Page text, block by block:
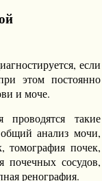
если
этом постоянно
и моче.
проводятся такие
анализ мочи,
томография почек,
почечных сосудов,
ренография.